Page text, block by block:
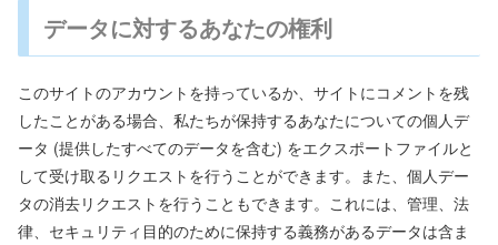
データに対するあなたの権利
このサイトのアカウントを持っているか、サイトにコメントを残
したことがある場合、私たちが保持するあなたについての個人デ
ータ (提供したすべてのデータを含む) をエクスポートファイルと
して受け取るリクエストを行うことができます。また、個人デー
タの消去リクエストを行うこともできます。これには、管理、法
律、セキュリティ目的のために保持する義務があるデータは含ま